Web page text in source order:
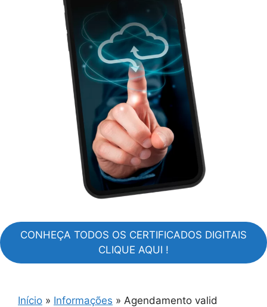
CONHEÇA TODOS OS CERTIFICADOS DIGITAIS
CLIQUE AQUI !
Início » Informações » Agendamento valid